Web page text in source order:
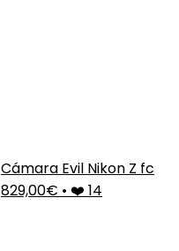
Cámara Evil Nikon Z fc
829,00€ • ❤️ 14